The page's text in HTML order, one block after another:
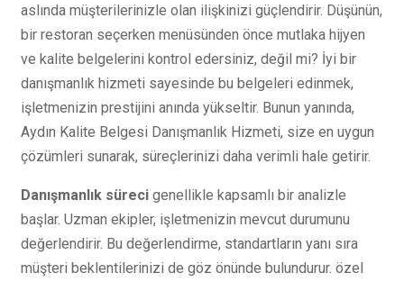
aslında müşterilerinizle olan ilişkinizi güçlendirir. Düşünün,
bir restoran seçerken menüsünden önce mutlaka hijyen
ve kalite belgelerini kontrol edersiniz, değil mi? İyi bir
danışmanlık hizmeti sayesinde bu belgeleri edinmek,
işletmenizin prestijini anında yükseltir. Bunun yanında,
Aydın Kalite Belgesi Danışmanlık Hizmeti, size en uygun
çözümleri sunarak, süreçlerinizi daha verimli hale getirir.
Danışmanlık süreci genellikle kapsamlı bir analizle
başlar. Uzman ekipler, işletmenizin mevcut durumunu
değerlendirir. Bu değerlendirme, standartların yanı sıra
müşteri beklentilerinizi de göz önünde bulundurur. özel